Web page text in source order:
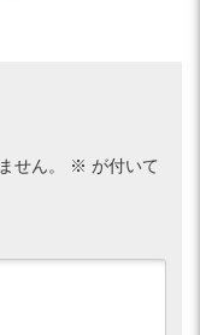
せん。 ※ が付いて